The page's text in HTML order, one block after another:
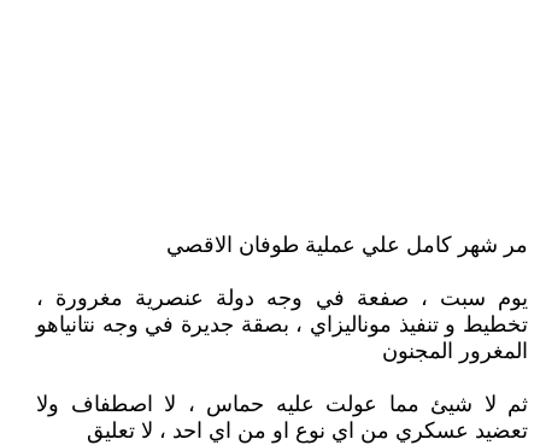
مر شهر كامل علي عملية طوفان الاقصي
يوم سبت ، صفعة في وجه دولة عنصرية مغرورة ،
تخطيط و تنفيذ موناليزاي ، بصقة جديرة في وجه نتانياهو
المغرور المجنون
ثم لا شيئ مما عولت عليه حماس ، لا اصطفاف ولا
تعضيد عسكري من اي نوع او من اي احد ، لا تعليق